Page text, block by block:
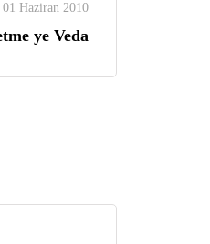
01 Haziran 2010
ye Veda